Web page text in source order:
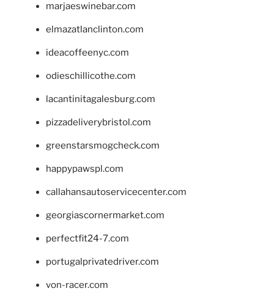
marjaeswinebar.com
elmazatlanclinton.com
ideacoffeenyc.com
odieschillicothe.com
lacantinitagalesburg.com
pizzadeliverybristol.com
greenstarsmogcheck.com
happypawspl.com
callahansautoservicecenter.com
georgiascornermarket.com
perfectfit24-7.com
portugalprivatedriver.com
von-racer.com